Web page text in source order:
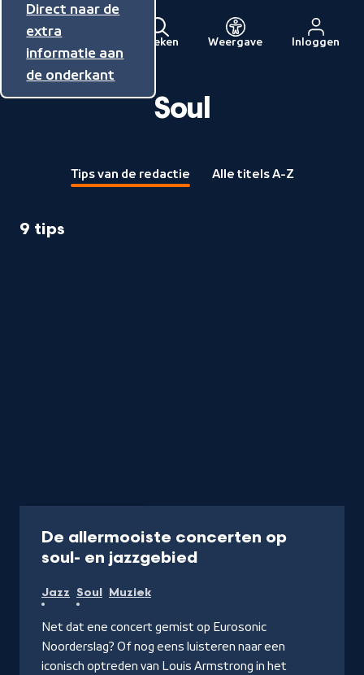
Direct naar de
inhoud
Direct naar de
hoofdnavigatie
Direct naar de
extra
informatie aan
de onderkant
Menu
Naar
de
beginpagina
Zoeken Weergave Inloggen
Soul
Tips van de redactie Alle titels A-Z
9 tips
De allermooiste concerten op
soul- en jazzgebied-
Luister
Jazz Soul Muziek
Net dat ene concert gemist op Eurosonic
Noorderslag? Of nog eens luisteren naar een
iconisch optreden van Louis Armstrong in het